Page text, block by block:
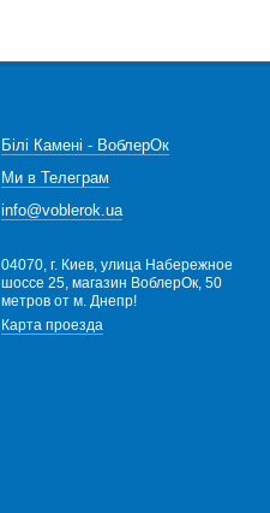
Білі Камені - ВоблерОк
Ми в Телеграм
info@voblerok.ua
04070, г. Киев, улица Набережное
шоссе 25, магазин ВоблерОк, 50
метров от м. Днепр!
Карта проезда